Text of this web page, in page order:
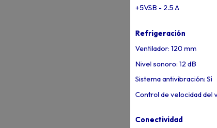
+5VSB - 2.5 A
Refrigeración
Ventilador: 120 mm
Nivel sonoro: 12 dB
Sistema antivibración: Sí
Control de velocidad del
Conectividad